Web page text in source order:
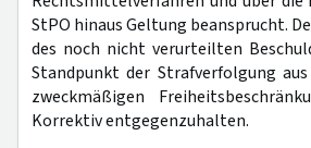
StPO hinaus Geltung beansprucht.
des noch nicht verurteilten
Standpunkt der Strafverfolgung
zweckmäßigen
Korrektiv entgegenzuhalten.